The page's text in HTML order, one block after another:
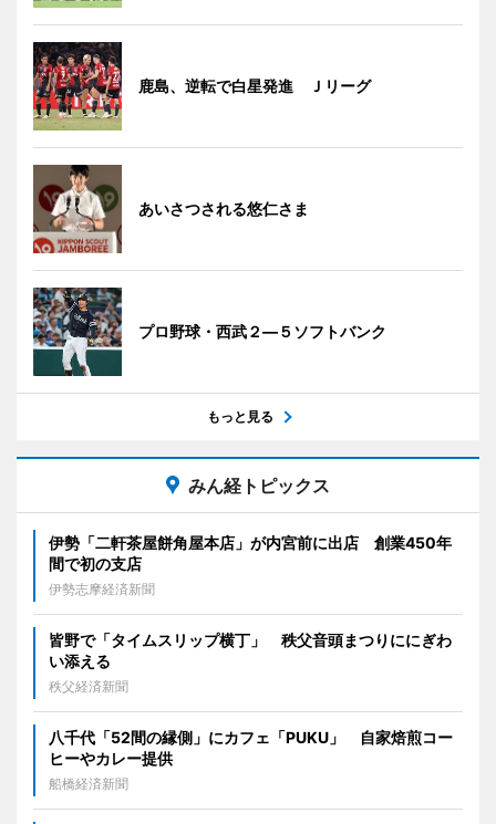
鹿島、逆転で白星発進 Ｊリーグ
あいさつされる悠仁さま
プロ野球・西武２―５ソフトバンク
もっと見る
みん経トピックス
伊勢「二軒茶屋餅角屋本店」が内宮前に出店 創業450年
間で初の支店
伊勢志摩経済新聞
皆野で「タイムスリップ横丁」 秩父音頭まつりににぎわ
い添える
秩父経済新聞
八千代「52間の縁側」にカフェ「PUKU」 自家焙煎コー
ヒーやカレー提供
船橋経済新聞